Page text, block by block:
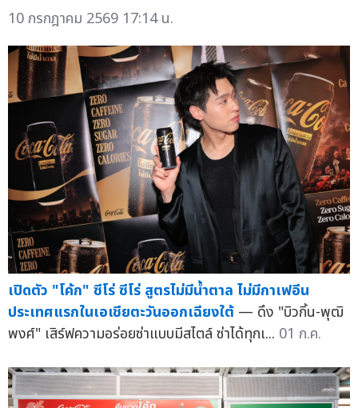
10 กรกฎาคม 2569 17:14 น.
เปิดตัว "โค้ก" ซีโร่ ซีโร่ สูตรไม่มีน้ำตาล ไม่มีกาเฟอีน
ประเทศแรกในเอเชียตะวันออกเฉียงใต้ — ดึง "บิวกิ้น-พุฒิ
พงศ์" เสิร์ฟความอร่อยซ่าแบบมีสไตล์ ซ่าได้ทุกเ... 01 ก.ค.